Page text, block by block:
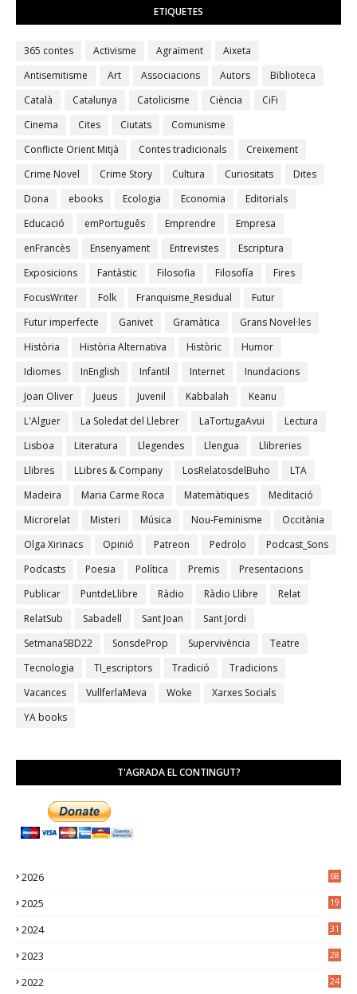
ETIQUETES
365 contes Activisme Agraïment
Aixeta
Antisemitisme
Art Associacions Autors
Biblioteca
Català
Catalunya Catolicisme Ciència
CiFi
Cinema
Cites Ciutats
Comunisme
Conflicte Orient Mitjà
Contes tradicionals
Creixement
Crime Novel
Crime Story Cultura Curiositats
Dites
Dona
ebooks Ecologia Economia
Editorials
Educació
emPortuguês Emprendre
Empresa
enFrancès
Ensenyament Entrevistes
Escriptura
Exposicions
Fantàstic Filosofia Filosofía
Fires
FocusWriter
Folk Franquisme_Residual
Futur
Futur imperfecte
Ganivet Gramàtica
Grans Novel·les
Història
Història Alternativa Històric
Humor
Idiomes
InEnglish Infantil Internet
Inundacions
Joan Oliver
Jueus Juvenil Kabbalah
Keanu
L'Alguer
La Soledat del Llebrer LaTortugaAvui
Lectura
Lisboa
Literatura Llegendes Llengua
Llibreries
Llibres
LLibres & Company LosRelatosdelBuho
LTA
Madeira
Maria Carme Roca Matemàtiques
Meditació
Microrelat
Misteri Música Nou-Feminisme
Occitània
Olga Xirinacs
Opinió Patreon Pedrolo
Podcast_Sons
Podcasts
Poesia Política Premis
Presentacions
Publicar
PuntdeLlibre Ràdio Ràdio Llibre
Relat
RelatSub
Sabadell Sant Joan
Sant Jordi
SetmanaSBD22
SonsdeProp Supervivència
Teatre
Tecnologia
TI_escriptors Tradició
Tradicions
Vacances
VullferlaMeva Woke
Xarxes Socials
YA books
T'AGRADA EL CONTINGUT?
2026 68
2025
19
2024
31
2023
28
2022
24